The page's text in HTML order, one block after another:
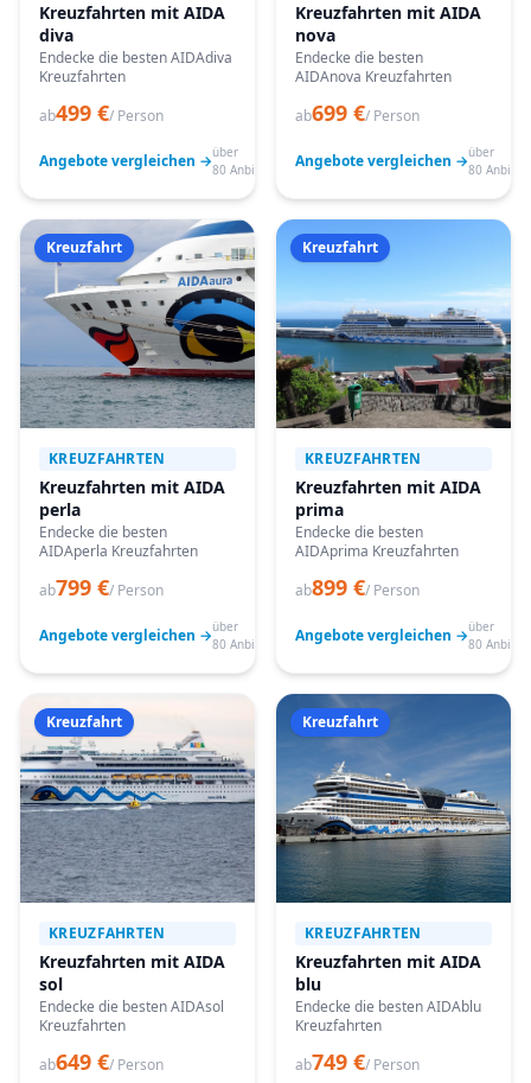
Kreuzfahrten mit AIDA
diva
Endecke die besten AIDAdiva
Kreuzfahrten
ab499 €/ Person
Angebote vergleichen →über
80 Anbieter
Kreuzfahrten mit AIDA
nova
Endecke die besten
AIDAnova Kreuzfahrten
ab699 €/ Person
Angebote vergleichen →über
80
Kreuzfahrt
KREUZFAHRTEN
Kreuzfahrten mit AIDA
perla
Endecke die besten
AIDAperla Kreuzfahrten
ab799 €/ Person
Angebote vergleichen →über
80 Anbieter
Kreuzfahrt
KREUZFAHRTEN
Kreuzfahrten mit AIDA
prima
Endecke die besten
AIDAprima Kreuzfahrten
ab899 €/ Person
Angebote vergleichen →über
80
Kreuzfahrt
KREUZFAHRTEN
Kreuzfahrten mit AIDA
sol
Endecke die besten AIDAsol
Kreuzfahrten
ab649 €/ Person
Kreuzfahrt
KREUZFAHRTEN
Kreuzfahrten mit AIDA
blu
Endecke die besten AIDAblu
Kreuzfahrten
ab749 €/ Person